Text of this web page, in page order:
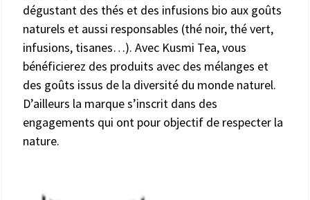
dégustant des thés et des infusions bio aux goûts
naturels et aussi responsables (thé noir, thé vert,
infusions, tisanes…). Avec Kusmi Tea, vous
bénéficierez des produits avec des mélanges et
des goûts issus de la diversité du monde naturel.
D’ailleurs la marque s’inscrit dans des
engagements qui ont pour objectif de respecter la
nature.